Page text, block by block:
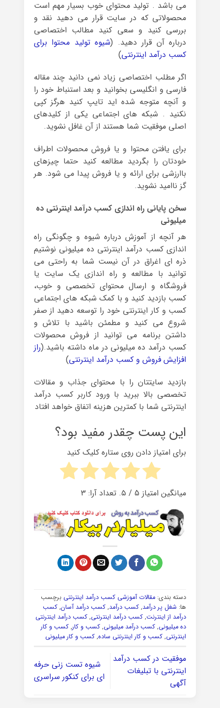
می باشد . تولید محتوای خوب بسیار مهم است
محصولاتی که در سایت قرار می دهید نقد و
بررسی کنید و سعی کنید مطالب اختصاصی
درباره آن قرار دهید. (شیوه تولید محتوا برای
کسب درآمد اینترنتی)
اگر مطلب اختصاصی زیاد نمی دانید چند مقاله
فارسی و انگلیسی بخوانید و بعد استنباط خود را
و آنچه متوجه شده اید تایپ کنید هرگز کپی
نکنید . شبکه های اجتماعی یکی از کلیدهای
اصلی موفقیت شما هستند از آن غافل نشوید.
برای یافتن محتوا و یا فروش محصولات اطراف
خودتان را بگردید مطالعه کنید حتما چیزهای
باارزشی برای ارائه و یا فروش پیدا می شود. هر
گز ناامید نشوید.
سخن پایانی راه اندازی کسب درآمد اینترنتی ده
میلیونی
هر آنچه از آموزش درباره شیوه و چگونگی راه
اندازی کسب درآمد اینترنتی ده میلیونی نوشتیم
ذره ای اغراق در آن نیست شما به راحتی می
توانید با مطالعه و راه اندازی یک سایت یا
فروشگاه و ارسال محتوای تخصصی و خوب،
کسب بازدید کنید و با کمک شبکه های اجتماعی
کسب و کار اینترنتی خود را توسعه دهید از صفر
شروع می کنید و مطمئن باشید با تلاش و
داشتن برنامه می توانید از فروش محصولات
کسب درآمد ده میلیونی در ماه داشته باشید.(راز
افزایش فروش و کسب درآمد اینترنتی)
بازدید سایتتان را با محتوای جذاب و مقالات
تخصصی بالا ببرید با ورود کاربر کسب درآمد
اینترنتی شما با کمترین هزینه اتفاق خواهد افتاد
این پست چقدر مفید بود؟
برای امتیاز دادن روی ستاره کلیک کنید
میانگین امتیاز 5/ ۵. تعداد آرا: 3
دسته بندی: مقالات آموزشی کسب درآمد اینترنتی برچسب
ها: شغل پر درآمد, کسب درآمد, کسب درآمد آسان, کسب
درآمد از اینترنت, کسب درآمد اینترنتی, کسب درآمد اینترنتی
ده میلیونی, کسب درآمد میلیونی, کسب و کار, کسب و کار
اینترنتی, کسب و کار اینترنتی ساده, کسب و کار میلیونی
موفقیت در کسب درآمد
اینترنتی با تبلیغات
آگهی
شیوه تست زنی حرفه
ای برای کنکور سراسری